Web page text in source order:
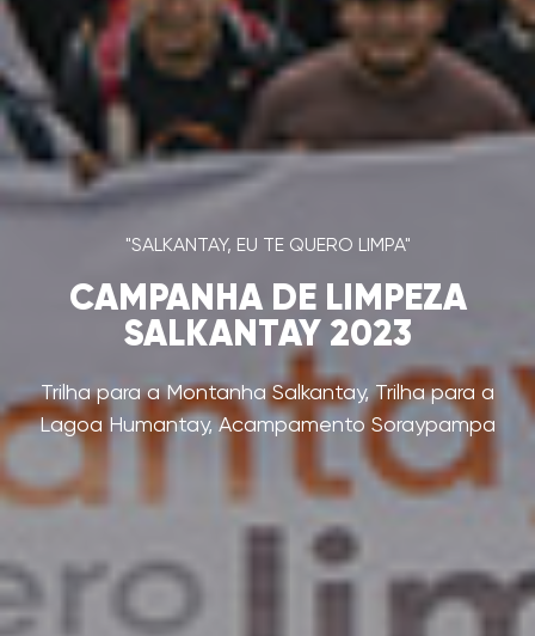
"SALKANTAY, EU TE QUERO LIMPA"
CAMPANHA DE LIMPEZA
SALKANTAY 2023
Trilha para a Montanha Salkantay, Trilha para a
Lagoa Humantay, Acampamento Soraypampa